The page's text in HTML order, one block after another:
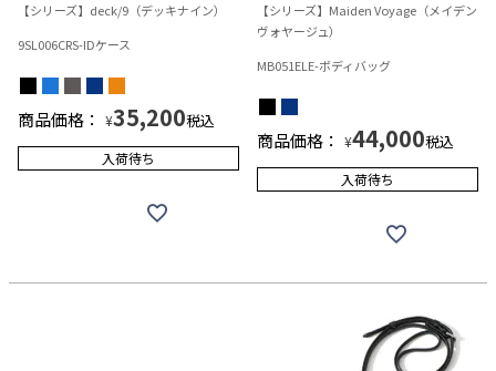
【シリーズ】deck/9（デッキナイン）
9SL006CRS-IDケース
商品価格： ¥35,200税込
入荷待ち
【シリーズ】Maiden Voyage（メイデン
ヴォヤージュ）
MB051ELE-ボディバッグ
商品価格： ¥44,000税込
入荷待ち